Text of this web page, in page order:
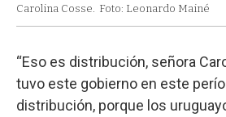
Carolina Cosse. Foto: Leonardo Mainé
“Eso es distribución, señora
tuvo este gobierno en este
distribución, porque los